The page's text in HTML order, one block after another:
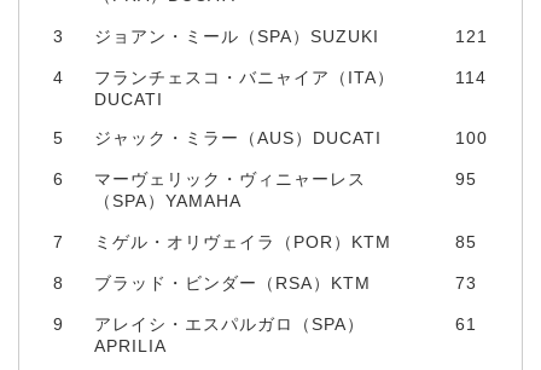
3 ジョアン・ミール（SPA）SUZUKI 121
4
フランチェスコ・バニャイア（ITA）
DUCATI
114
5 ジャック・ミラー（AUS）DUCATI 100
6
マーヴェリック・ヴィニャーレス
（SPA）YAMAHA
95
7 ミゲル・オリヴェイラ（POR）KTM 85
8 ブラッド・ビンダー（RSA）KTM 73
9
アレイシ・エスパルガロ（SPA）
APRILIA
61